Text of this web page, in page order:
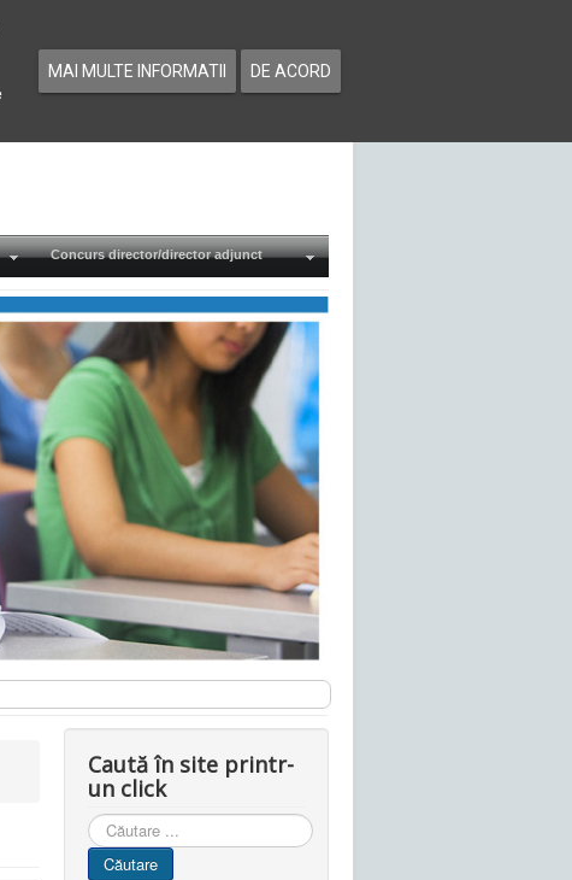
MAI MULTE INFORMATII DE ACORD
Concurs director/director adjunct
Caută în site printr-
un click
Cauta
in
site
Căutare